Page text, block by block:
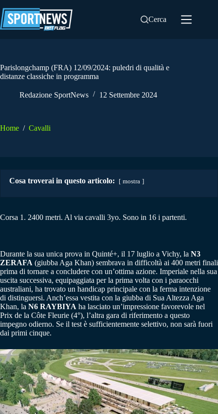
al
contenuto
Cerca
Parislongchamp (FRA) 12/09/2024: puledri di qualità e
distanze classiche in programma
Redazione SportNews 12 Settembre 2024
Home / Cavalli
Cosa troverai in questo articolo: mostra
Corsa 1. 2400 metri. Al via cavalli 3yo. Sono in 16 i partenti.
Durante la sua unica prova in Quinté+, il 17 luglio a Vichy, la N3
ZERAFA (giubba Aga Khan) sembrava in difficoltà ai 400 metri finali
prima di tornare a concludere con un’ottima azione. Imperiale nella sua
uscita successiva, equipaggiata per la prima volta con i paraocchi
australiani, ha trovato un handicap principale con la ferma intenzione
di distinguersi. Anch’essa vestita con la giubba di Sua Altezza Aga
Khan, la N6 RAYBIYA ha lasciato un’impressione favorevole nel
Prix de la Côte Fleurie (4°), l’altra gara di riferimento a questo
impegno odierno. Se il test è sufficientemente selettivo, non sarà fuori
dai primi cinque.